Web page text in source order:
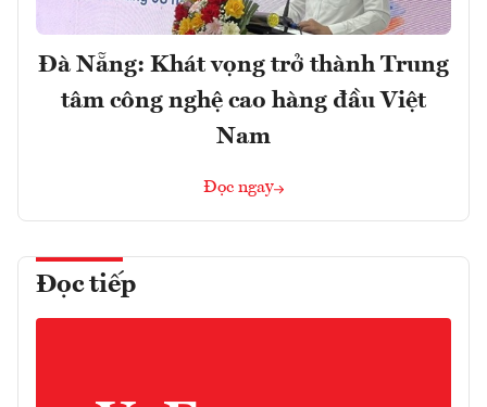
Đà Nẵng: Khát vọng trở thành Trung
tâm công nghệ cao hàng đầu Việt
Nam
Đọc ngay
Đọc tiếp